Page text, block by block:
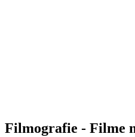
Filmografie - Filme